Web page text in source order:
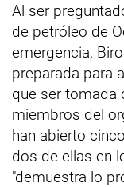
Al ser
de petróleo de
emergencia,
preparada para
que ser tomada
miembros del
han abierto
dos de ellas en
"demuestra lo